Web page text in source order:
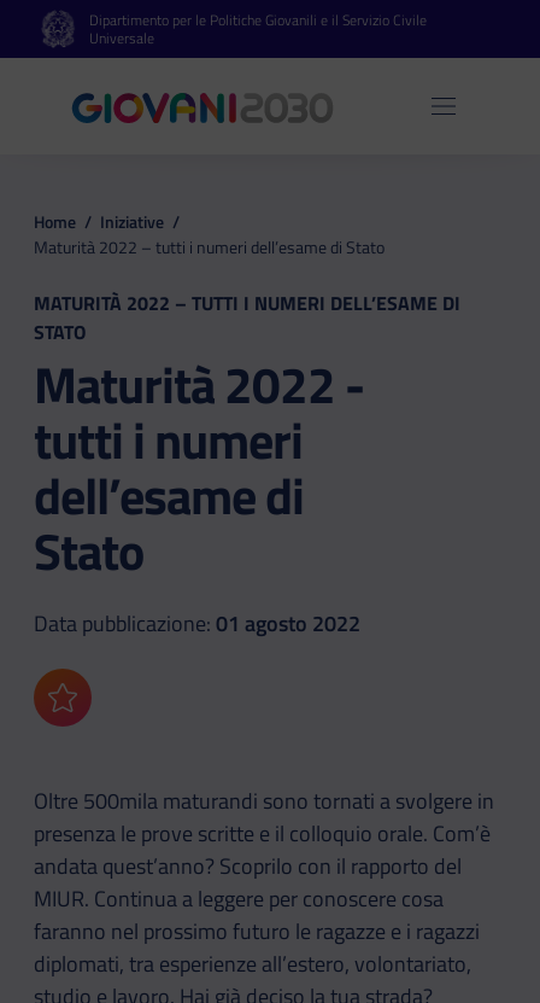
Vai al contenuto principale
Vai al footerDipartimento per le Politiche Giovanili e il Servizio Civile
Universale
Apri
Home / Iniziative /
Maturità 2022 – tutti i numeri dell’esame di Stato
MATURITÀ 2022 – TUTTI I NUMERI DELL’ESAME DI
STATO
Maturità 2022 -
tutti i numeri
dell’esame di
Stato
Data pubblicazione:01 agosto 2022
Aggiungi ai preferiti
Oltre 500mila maturandi sono tornati a svolgere in
presenza le prove scritte e il colloquio orale. Com’è
andata quest’anno? Scoprilo con il rapporto del
MIUR. Continua a leggere per conoscere cosa
faranno nel prossimo futuro le ragazze e i ragazzi
diplomati, tra esperienze all’estero, volontariato,
studio e lavoro. Hai già deciso la tua strada?